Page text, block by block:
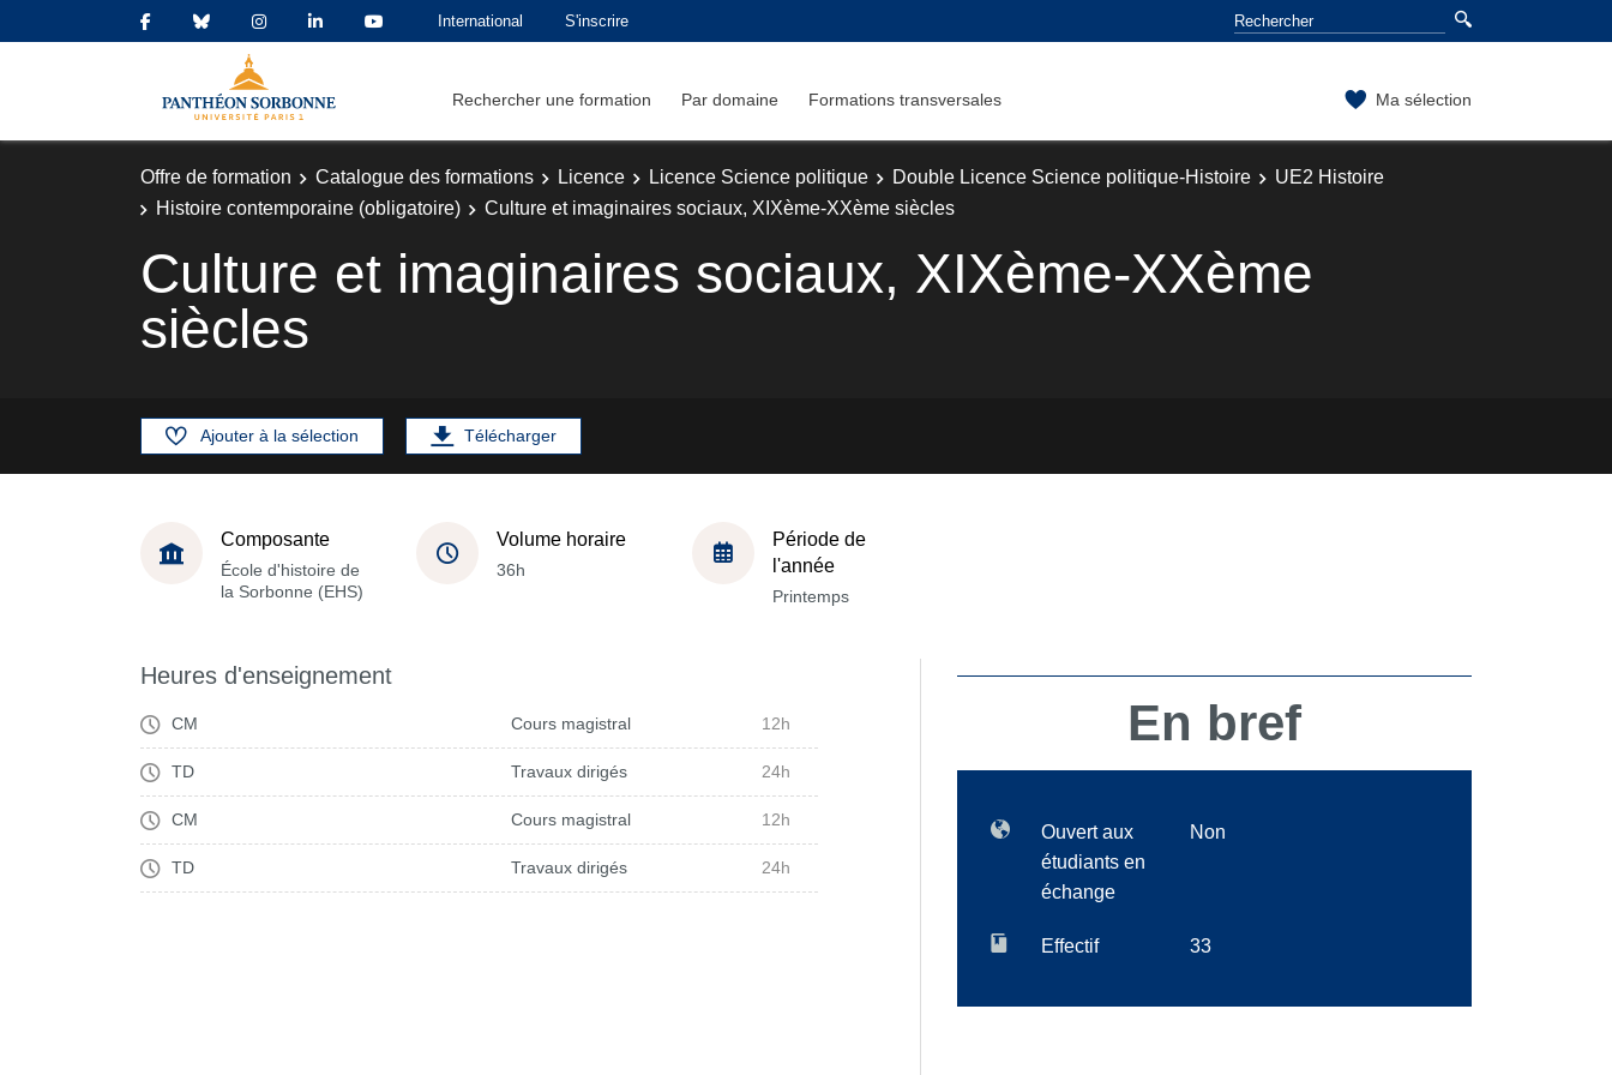
International S'inscrire
Rechercher une formation Par domaine Formations transversales Ma sélection
Offre de formation Catalogue des formations Licence Licence Science politique Double Licence Science politique-Histoire
UE2 Histoire
Histoire contemporaine (obligatoire)
Culture et imaginaires sociaux, XIXème-XXème siècles
Culture et imaginaires sociaux, XIXème-XXème
siècles
Ajouter à la sélection Télécharger
Composante
École d'histoire de
la Sorbonne (EHS)
Volume horaire
36h
Période de
l'année
Printemps
Heures d'enseignement
CM Cours magistral 12h
TD Travaux dirigés 24h
CM Cours magistral 12h
TD Travaux dirigés 24h
En bref
Ouvert aux
étudiants en
échange
Non
Effectif 33